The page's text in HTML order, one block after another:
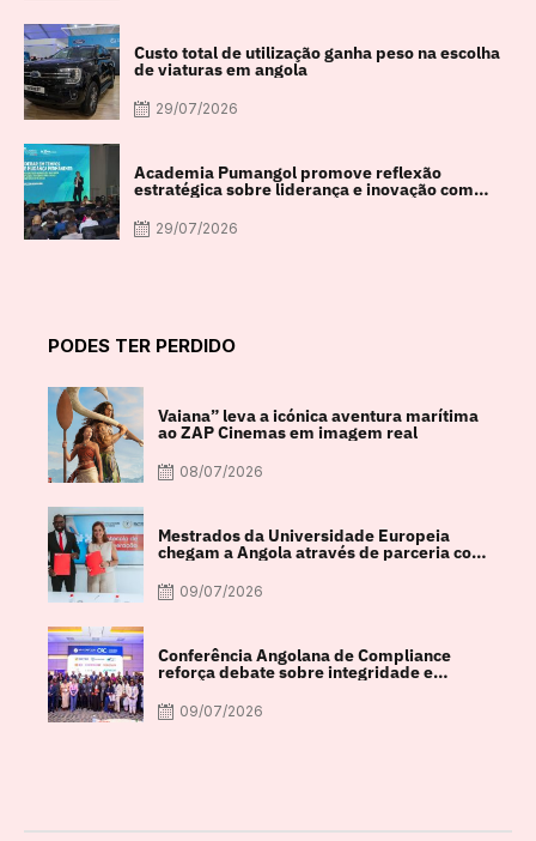
Custo total de utilização ganha peso na escolha
de viaturas em angola
29/07/2026
Academia Pumangol promove reflexão
estratégica sobre liderança e inovação com
29/07/2026
PODES TER PERDIDO
Vaiana” leva a icónica aventura marítima
ao ZAP Cinemas em imagem real
08/07/2026
Mestrados da Universidade Europeia
chegam a Angola através de parceria com
09/07/2026
Conferência Angolana de Compliance
reforça debate sobre integridade e
09/07/2026